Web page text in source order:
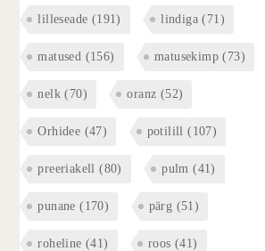
lilleseade (191) lindiga (71)
matused (156) matusekimp (73)
nelk (70) oranz (52)
Orhidee (47) potilill (107)
preeriakell (80) pulm (41)
punane (170) pärg (51)
roheline (41) roos (41)